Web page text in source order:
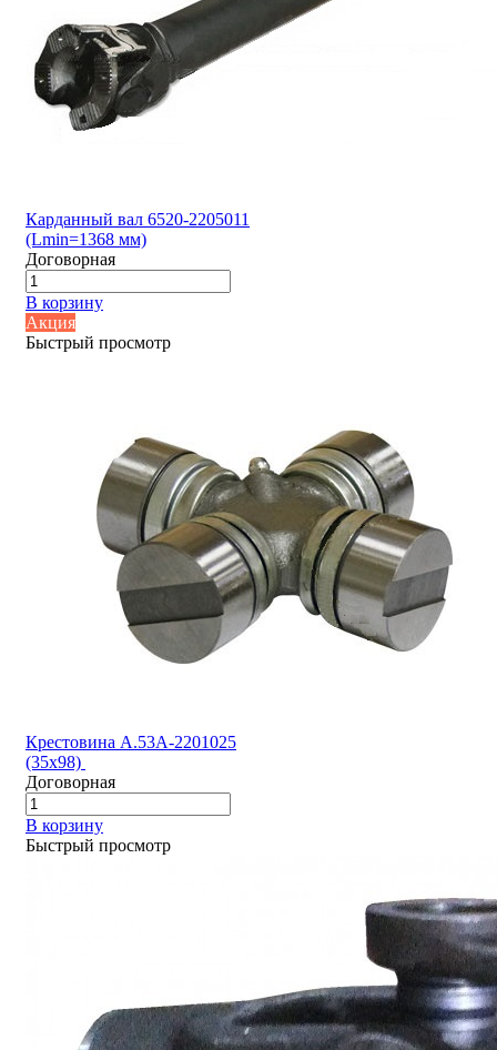
Карданный вал 6520-2205011
(Lmin=1368 мм)
Договорная
В корзину
Акция
Быстрый просмотр
Крестовина А.53А-2201025
(35x98)
Договорная
В корзину
Быстрый просмотр